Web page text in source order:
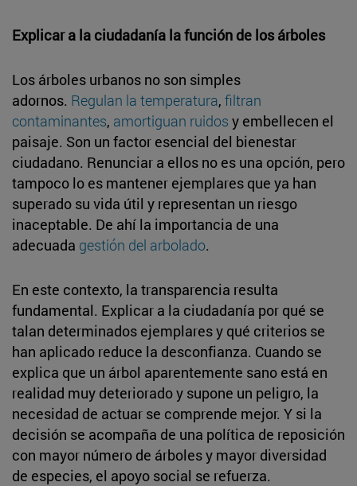
Explicar a la ciudadanía la función de los árboles
Los árboles urbanos no son simples
adornos. Regulan la temperatura, filtran
contaminantes, amortiguan ruidos y embellecen el
paisaje. Son un factor esencial del bienestar
ciudadano. Renunciar a ellos no es una opción, pero
tampoco lo es mantener ejemplares que ya han
superado su vida útil y representan un riesgo
inaceptable. De ahí la importancia de una
adecuada gestión del arbolado.
En este contexto, la transparencia resulta
fundamental. Explicar a la ciudadanía por qué se
talan determinados ejemplares y qué criterios se
han aplicado reduce la desconfianza. Cuando se
explica que un árbol aparentemente sano está en
realidad muy deteriorado y supone un peligro, la
necesidad de actuar se comprende mejor. Y si la
decisión se acompaña de una política de reposición
con mayor número de árboles y mayor diversidad
de especies, el apoyo social se refuerza.